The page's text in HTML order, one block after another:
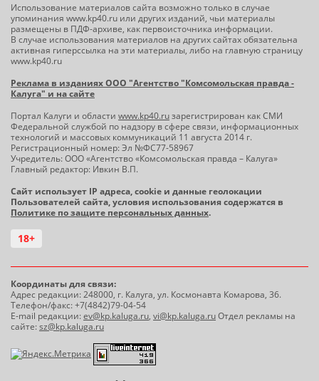
Использование материалов сайта возможно только в случае
упоминания www.kp40.ru или других изданий, чьи материалы
размещены в ПДФ-архиве, как первоисточника информации.
В случае использования материалов на других сайтах обязательна
активная гиперссылка на эти материалы, либо на главную страницу
www.kp40.ru
Реклама в изданиях ООО "Агентство "Комсомольская правда -
Калуга" и на сайте
Портал Калуги и области www.kp40.ruзарегистрирован как СМИ
Федеральной службой по надзору в сфере связи, информационных
технологий и массовых коммуникаций 11 августа 2014 г.
Регистрационный номер: Эл №ФС77-58967
Учредитель: ООО «Агентство «Комсомольская правда – Калуга»
Главный редактор: Ивкин В.П.
Сайт использует IP адреса, cookie и данные геолокации
Пользователей сайта, условия использования содержатся в
Политике по защите персональных данных.
18+
Координаты для связи:
Адрес редакции: 248000, г. Калуга, ул. Космонавта Комарова, 36.
Телефон/факс: +7(4842)79-04-54
E-mail редакции:ev@kp.kaluga.ru, vi@kp.kaluga.ruОтдел рекламы на
сайте:sz@kp.kaluga.ru